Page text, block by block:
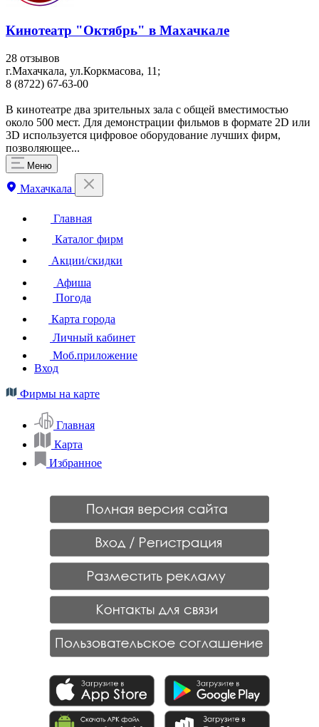
Кинотеатр "Октябрь" в Махачкале
28 отзывов
г.Махачкала, ул.Коркмасова, 11;
8 (8722) 67-63-00
В кинотеатре два зрительных зала с общей вместимостью
около 500 мест. Для демонстрации фильмов в формате 2D или
3D используется цифровое оборудование лучших фирм,
позволяющее...
Меню
Махачкала
Главная
Каталог фирм
Акции/скидки
Афиша
Погода
Карта города
Личный кабинет
Моб.приложение
Вход
Фирмы на карте
Главная
Карта
Избранное